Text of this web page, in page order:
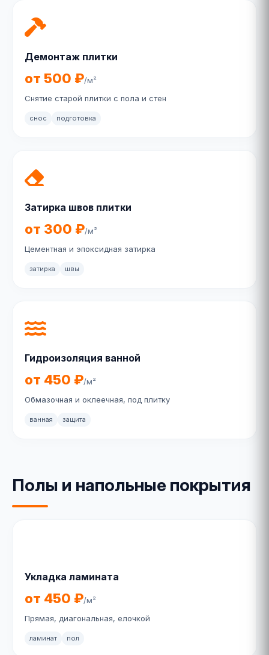
Демонтаж плитки
от 500 ₽/м²
Снятие старой плитки с пола и стен
снос подготовка
Затирка швов плитки
от 300 ₽/м²
Цементная и эпоксидная затирка
затирка швы
Гидроизоляция ванной
от 450 ₽/м²
Обмазочная и оклеечная, под плитку
ванная защита
Полы и напольные покрытия
Укладка ламината
от 450 ₽/м²
Прямая, диагональная, елочкой
ламинат пол